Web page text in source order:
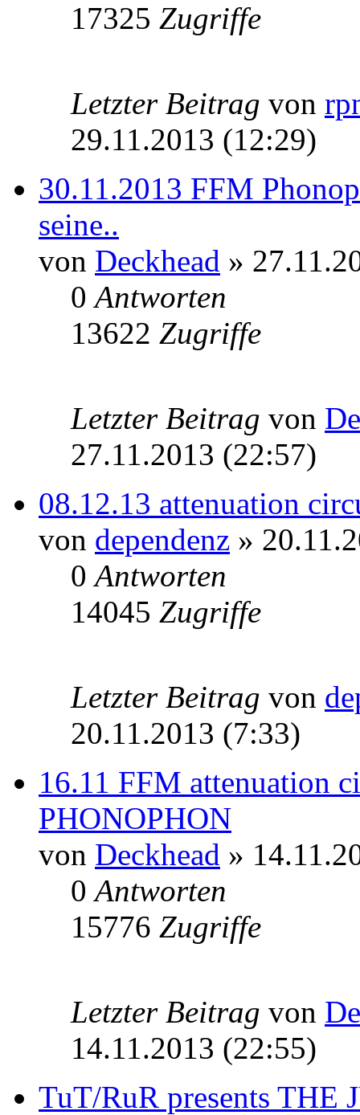
17325 Zugriffe
Letzter Beitrag von
29.11.2013 (12:29)
30.11.2013 FFM
seine..
von Deckhead »
0Antworten
13622 Zugriffe
Letzter Beitrag von
27.11.2013 (22:57)
08.12.13 attenuation
von dependenz »
0Antworten
14045 Zugriffe
Letzter Beitrag von
20.11.2013 (7:33)
16.11 FFM attenuation
PHONOPHON
von Deckhead »
0Antworten
15776 Zugriffe
Letzter Beitrag von
14.11.2013 (22:55)
TuT/RuR presents